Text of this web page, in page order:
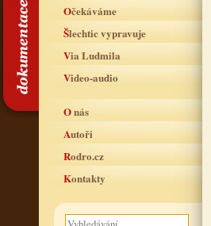
Očekáváme
Šlechtic vypravuje
Via Ludmila
Video-audio
O nás
Autoři
Rodro.cz
Kontakty